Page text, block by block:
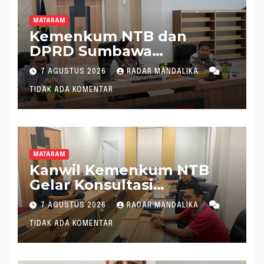
MATARAM
Kemenkum NTB dan
DPRD Sumbawa
Mantapkan Rencana
Pembentukan 8 Raperda
Inisiatif
7 AGUSTUS 2026 RADAR MANDALIKA
TIDAK ADA KOMENTAR
MATARAM
Kanwil Kemenkum NTB
Gelar Konsultasi
Penghitungan Kebutuhan
Formasi JF Perancang
Peraturan Perundang-
undangan
7 AGUSTUS 2026 RADAR MANDALIKA
TIDAK ADA KOMENTAR